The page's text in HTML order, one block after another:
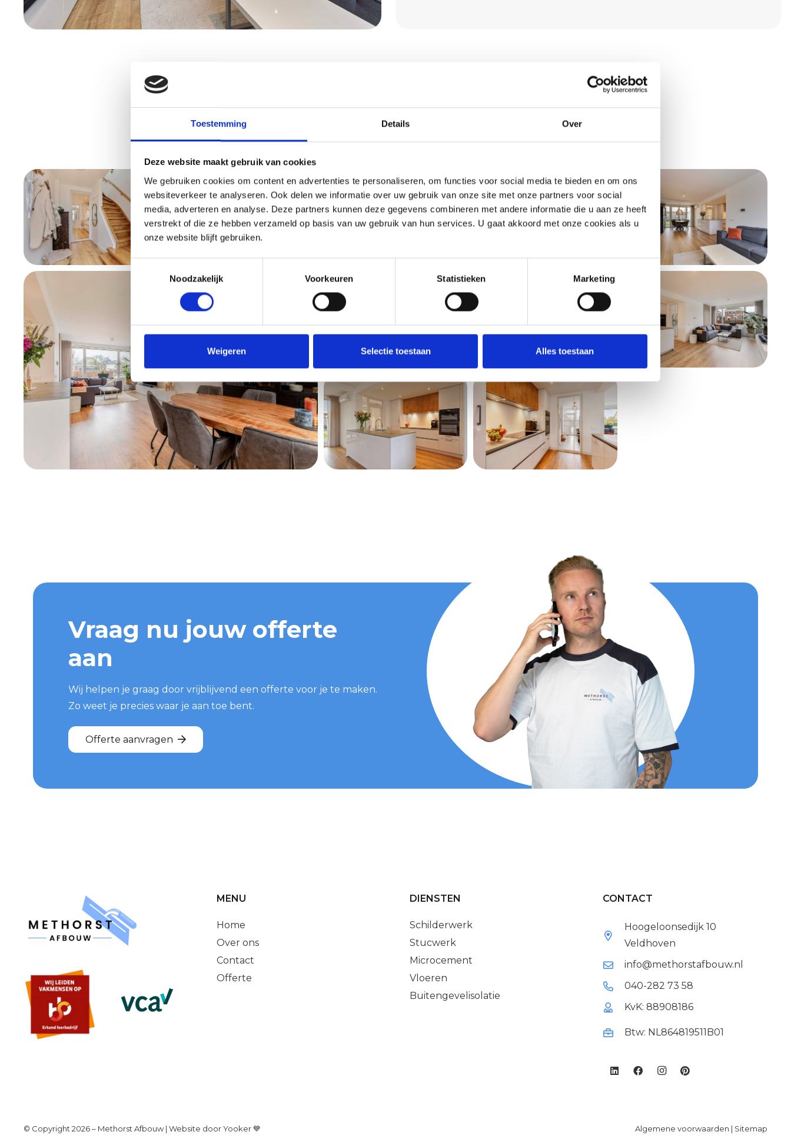
Toestemming Details Over
Deze website maakt gebruik van cookies
We gebruiken cookies om content en advertenties te personaliseren, om functies voor social media te bieden en om ons
websiteverkeer te analyseren. Ook delen we informatie over uw gebruik van onze site met onze partners voor social
media, adverteren en analyse. Deze partners kunnen deze gegevens combineren met andere informatie die u aan ze heeft
verstrekt of die ze hebben verzameld op basis van uw gebruik van hun services. U gaat akkoord met onze cookies als u
onze website blijft gebruiken.
Toestemmingsselectie
Noodzakelijk
Voorkeuren Statistieken Marketing
Weigeren Selectie toestaan Alles toestaan
GALERIJ
Het eindresultaat
Vraag nu jouw offerte
aan
Wij helpen je graag door vrijblijvend een offerte voor je te maken.
Zo weet je precies waar je aan toe bent.
Offerte aanvragen
MENU
Home
Over ons
Contact
Offerte
DIENSTEN
Schilderwerk
Stucwerk
Microcement
Vloeren
Buitengevelisolatie
CONTACT
Hoogeloonsedijk 10
Veldhoven
info@methorstafbouw.nl
040-282 73 58
KvK: 88908186
Btw: NL864819511B01
© Copyright 2026 – Methorst Afbouw | Website door Yooker 💙 Algemene voorwaarden | Sitemap